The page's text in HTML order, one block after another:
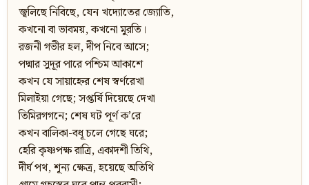
জ্বলিছে নিবিছে, যেন খদ্যোতের জ্যোতি,
কখনো বা ভাবময়, কখনো মুরতি।
রজনী গভীর হল, দীপ নিবে আসে;
পদ্মার সুদূর পারে পশ্চিম আকাশে
কখন যে সায়াহ্নের শেষ স্বর্ণরেখা
মিলাইয়া গেছে; সপ্তর্ষি দিয়েছে দেখা
তিমিরগগনে; শেষ ঘট পূর্ণ ক’রে
কখন বালিকা-বধূ চলে গেছে ঘরে;
হেরি কৃষ্ণপক্ষ রাত্রি, একাদশী তিথি,
দীর্ঘ পথ, শূন্য ক্ষেত্র, হয়েছে অতিথি